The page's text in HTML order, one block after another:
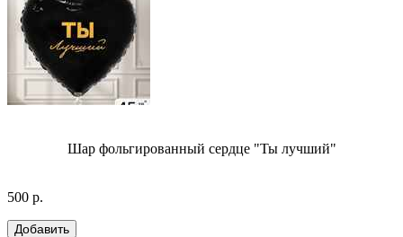
Шар фольгированный сердце "Ты лучший"
500 р.